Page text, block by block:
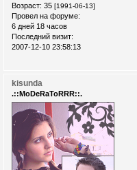
Возраст: 35 [1991-06-13]
Провел на форуме:
6 дней 18 часов
Последний визит:
2007-12-10 23:58:13
kisunda
.::MoDeRaToRRR::.